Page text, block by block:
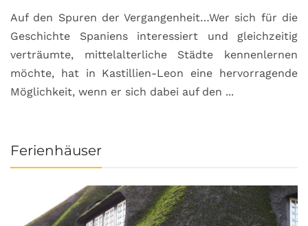
Auf den Spuren der Vergangenheit…Wer sich für die
Geschichte Spaniens interessiert und gleichzeitig
verträumte, mittelalterliche Städte kennenlernen
möchte, hat in Kastillien-Leon eine hervorragende
Möglichkeit, wenn er sich dabei auf den ...
Ferienhäuser